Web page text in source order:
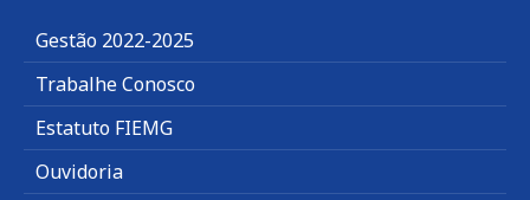
Gestão 2022-2025
Trabalhe Conosco
Estatuto FIEMG
Ouvidoria